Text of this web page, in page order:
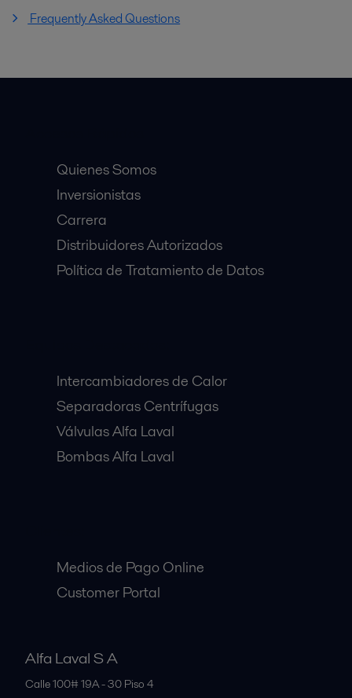
Frequently Asked Questions
Quienes Somos
Inversionistas
Carrera
Distribuidores Autorizados
Política de Tratamiento de Datos
Intercambiadores de Calor
Separadoras Centrífugas
Válvulas Alfa Laval
Bombas Alfa Laval
Medios de Pago Online
Customer Portal
Alfa Laval S A
Calle 100# 19A - 30 Piso 4